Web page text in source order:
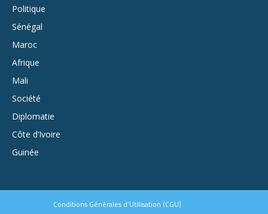
Politique
Sénégal
Maroc
Afrique
Mali
Société
Diplomatie
Côte d’Ivoire
Guinée
Conditions Générales d’Utilisation (CGU)